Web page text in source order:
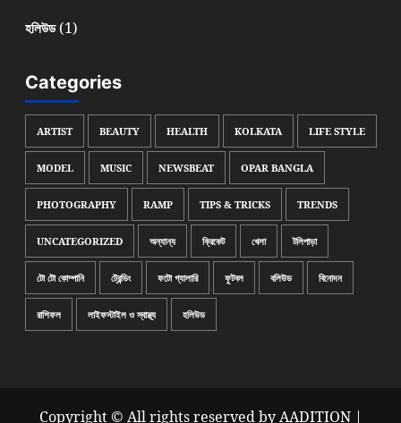
হলিউড(1)
Categories
ARTIST BEAUTY HEALTH KOLKATA LIFE STYLE
MODEL MUSIC NEWSBEAT OPAR BANGLA
PHOTOGRAPHY RAMP TIPS & TRICKS TRENDS
UNCATEGORIZED অন্যান্য ক্রিকেট খেলা টলিপাড়া
টো টো কোম্পানি ট্রেন্ডিং ফটো গ্যালারি ফুটবল বলিউড বিনোদন
রাশিফল লাইফস্টাইল ও স্বাস্থ্য হলিউড
Copyright © All rights reserved by AADITION |